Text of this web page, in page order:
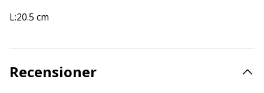
L:20.5 cm
Recensioner